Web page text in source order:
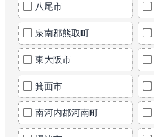
八尾市
泉南郡熊取町
東大阪市
箕面市
南河内郡河南町